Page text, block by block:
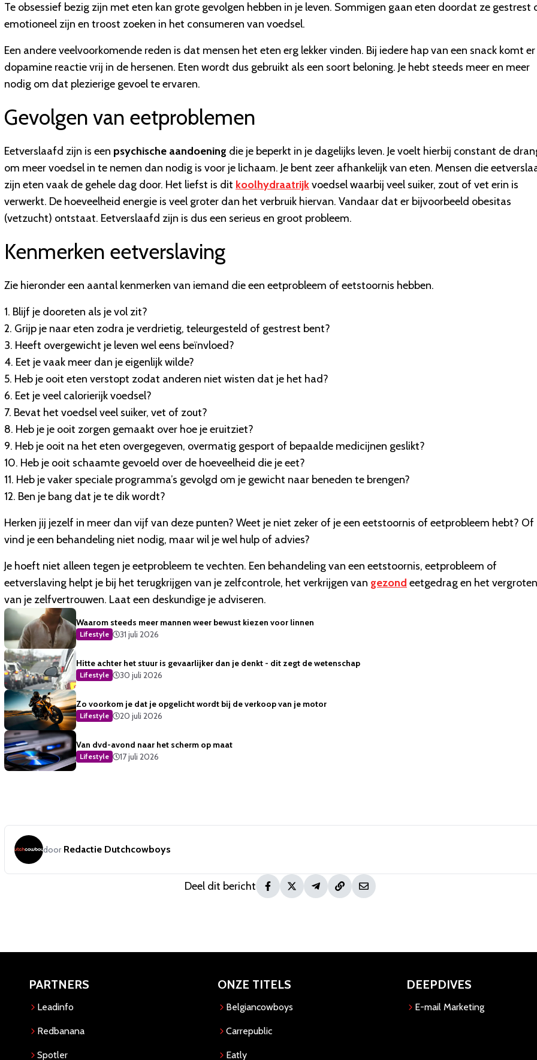
Te obsessief bezig zijn met eten kan grote gevolgen hebben in je leven. Sommigen gaan eten doordat ze gestrest
emotioneel zijn en troost zoeken in het consumeren van voedsel.
Een andere veelvoorkomende reden is dat mensen het eten erg lekker vinden. Bij iedere hap van een snack komt er
dopamine reactie vrij in de hersenen. Eten wordt dus gebruikt als een soort beloning. Je hebt steeds meer en meer
nodig om dat plezierige gevoel te ervaren.
Gevolgen van eetproblemen
Eetverslaafd zijn is een psychische aandoening die je beperkt in je dagelijks leven. Je voelt hierbij constant de
om meer voedsel in te nemen dan nodig is voor je lichaam. Je bent zeer afhankelijk van eten. Mensen die
zijn eten vaak de gehele dag door. Het liefst is dit koolhydraatrijkvoedsel waarbij veel suiker, zout of vet erin is
verwerkt. De hoeveelheid energie is veel groter dan het verbruik hiervan. Vandaar dat er bijvoorbeeld obesitas
(vetzucht) ontstaat. Eetverslaafd zijn is dus een serieus en groot probleem.
Kenmerken eetverslaving
Zie hieronder een aantal kenmerken van iemand die een eetprobleem of eetstoornis hebben.
1. Blijf je dooreten als je vol zit?
2. Grijp je naar eten zodra je verdrietig, teleurgesteld of gestrest bent?
3. Heeft overgewicht je leven wel eens beïnvloed?
4. Eet je vaak meer dan je eigenlijk wilde?
5. Heb je ooit eten verstopt zodat anderen niet wisten dat je het had?
6. Eet je veel calorierijk voedsel?
7. Bevat het voedsel veel suiker, vet of zout?
8. Heb je je ooit zorgen gemaakt over hoe je eruitziet?
9. Heb je ooit na het eten overgegeven, overmatig gesport of bepaalde medicijnen geslikt?
10. Heb je ooit schaamte gevoeld over de hoeveelheid die je eet?
11. Heb je vaker speciale programma’s gevolgd om je gewicht naar beneden te brengen?
12. Ben je bang dat je te dik wordt?
Herken jij jezelf in meer dan vijf van deze punten? Weet je niet zeker of je een eetstoornis of eetprobleem hebt? Of
vind je een behandeling niet nodig, maar wil je wel hulp of advies?
Je hoeft niet alleen tegen je eetprobleem te vechten. Een behandeling van een eetstoornis, eetprobleem of
eetverslaving helpt je bij het terugkrijgen van je zelfcontrole, het verkrijgen van gezond eetgedrag en het vergroten
van je zelfvertrouwen. Laat een deskundige je adviseren.
Waarom steeds meer mannen weer bewust kiezen voor linnen
Lifestyle 31 juli 2026
Hitte achter het stuur is gevaarlijker dan je denkt - dit zegt de wetenschap
Lifestyle 30 juli 2026
Zo voorkom je dat je opgelicht wordt bij de verkoop van je motor
Lifestyle 20 juli 2026
Van dvd-avond naar het scherm op maat
Lifestyle 17 juli 2026
door Redactie Dutchcowboys
Deel dit bericht
PARTNERS
Leadinfo
Redbanana
Spotler
ONZE TITELS
Belgiancowboys
Carrepublic
Eatly
DEEPDIVES
E-mail Marketing